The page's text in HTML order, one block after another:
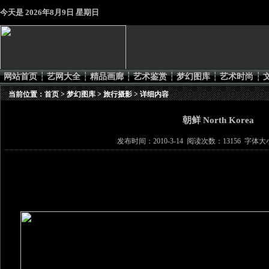
今天是 2026年8月9日 星期日
网站首页 ┆ 艺网大全 ┆ 精品画廊 ┆ 艺术鉴赏 ┆ 梦幻图库 ┆ 艺术时尚 ┆
当前位置：首页>梦幻图库>旅行摄影> 详细内容
朝鲜 North Korea
发布时间：2010-3-14 阅读次数：13156 字体大